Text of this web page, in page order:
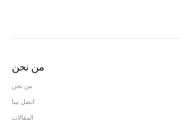
من نحن
من نحن
اتصل بينا
المقالات